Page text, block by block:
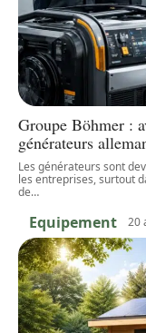
Groupe Böhmer :
générateurs
Les générateurs sont
les entreprises, surtout
de…
Equipement 20